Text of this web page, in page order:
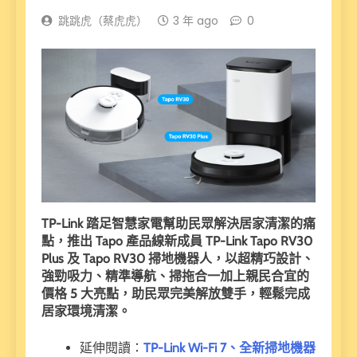
跳跳虎（蔡虎虎） 3 年 ago 0
TP-Link 踏足智慧家電幫助民眾解決居家清潔的痛
點，推出 Tapo 產品線新成員 TP-Link Tapo RV30
Plus 及 Tapo RV30 掃地機器人，以超精巧設計、
強勁吸力、精準導航、掃拖合一加上親民合宜的
價格 5 大亮點，助民眾完美解放雙手，輕鬆完成
居家環境清潔。
延伸閱讀： TP-Link Wi-Fi 7、全新掃地機器